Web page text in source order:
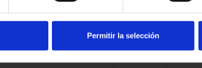
Permitir la selección